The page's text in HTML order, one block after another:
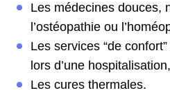
Les médecines douces,
l’ostéopathie ou
Les services “de
lors d’une
Les cures thermales.